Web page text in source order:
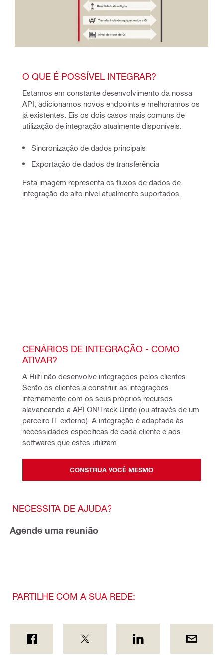
O QUE É POSSÍVEL INTEGRAR?
Estamos em constante desenvolvimento da nossa
API, adicionamos novos endpoints e melhoramos os
já existentes. Eis os dois casos mais comuns de
utilização de integração atualmente disponíveis:
Sincronização de dados principais
Exportação de dados de transferência
Esta imagem representa os fluxos de dados de
integração de alto nível atualmente suportados.
CENÁRIOS DE INTEGRAÇÃO - COMO
ATIVAR?
A Hilti não desenvolve integrações pelos clientes.
Serão os clientes a construir as integrações
internamente com os seus próprios recursos,
alavancando a API ON!Track Unite (ou através de um
parceiro IT externo). A integração é adaptada às
necessidades específicas de cada cliente e aos
softwares que estes utilizam.
CONSTRUA VOCÊ MESMO
NECESSITA DE AJUDA?
Agende uma reunião
PARTILHE COM A SUA REDE: